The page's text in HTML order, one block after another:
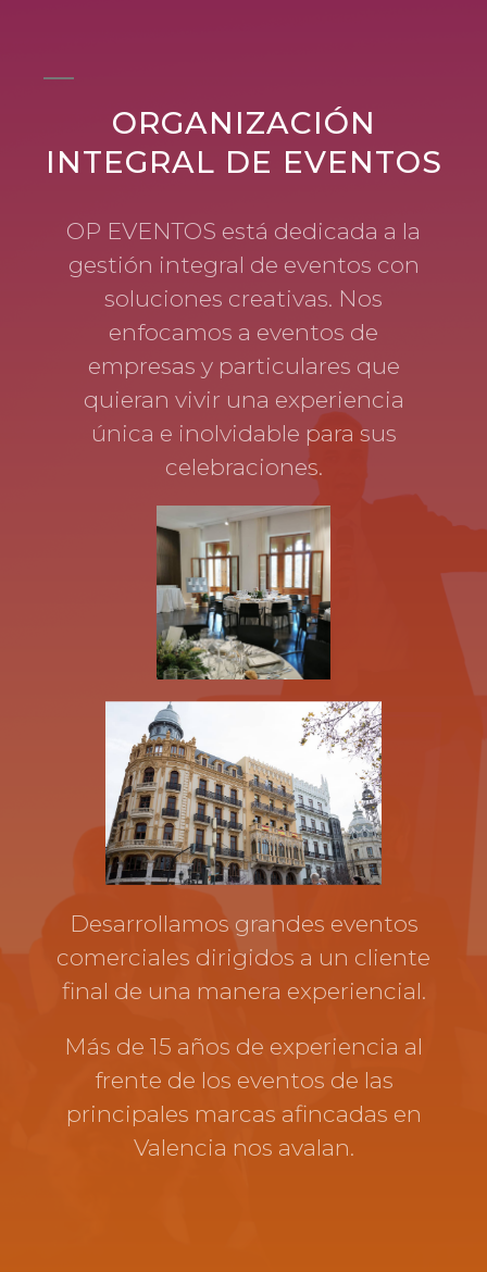
ORGANIZACIÓN
INTEGRAL DE EVENTOS
OP EVENTOS está dedicada a la
gestión integral de eventos con
soluciones creativas. Nos
enfocamos a eventos de
empresas y particulares que
quieran vivir una experiencia
única e inolvidable para sus
celebraciones.
Desarrollamos grandes eventos
comerciales dirigidos a un cliente
final de una manera experiencial.
Más de 15 años de experiencia al
frente de los eventos de las
principales marcas afincadas en
Valencia nos avalan.